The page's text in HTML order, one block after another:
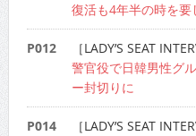
復活も4年半の時を
P012 ［LADY’S SEAT
警官役で日韓男性グ
ー封切りに
P014 ［LADY’S SEAT